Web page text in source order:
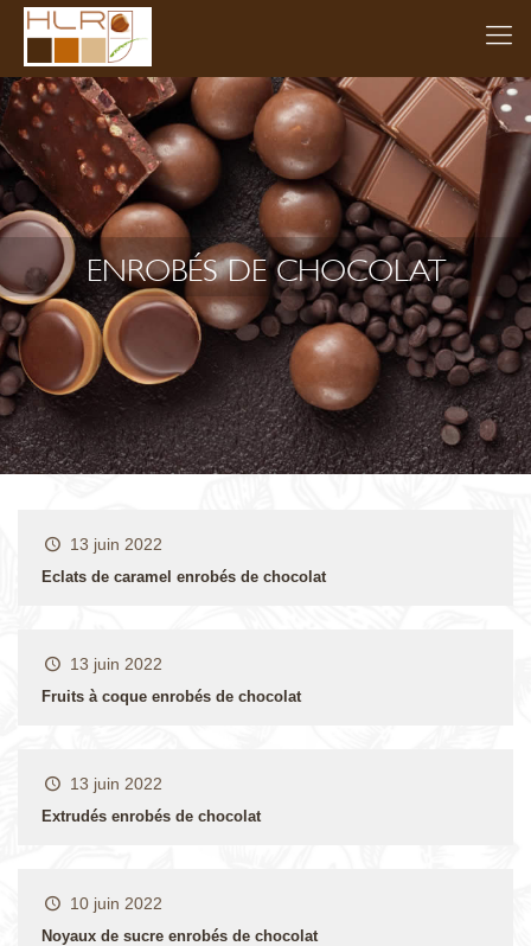
ENROBÉS DE CHOCOLAT
13 juin 2022
Eclats de caramel enrobés de chocolat
13 juin 2022
Fruits à coque enrobés de chocolat
13 juin 2022
Extrudés enrobés de chocolat
10 juin 2022
Noyaux de sucre enrobés de chocolat